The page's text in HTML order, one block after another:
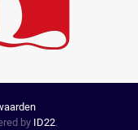
by ID22.